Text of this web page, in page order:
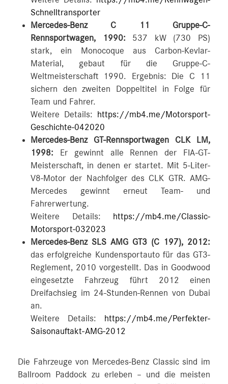
Schnelltransporter
Mercedes-Benz C 11 Gruppe-C-
Rennsportwagen, 1990: 537 kW (730 PS)
stark, ein Monocoque aus Carbon-Kevlar-
Material, gebaut für die Gruppe-C-
Weltmeisterschaft 1990. Ergebnis: Die C 11
sichern den zweiten Doppeltitel in Folge für
Team und Fahrer.
Weitere Details:
https://mb4.me/Motorsport-
Geschichte-042020
Mercedes-Benz GT-Rennsportwagen CLK LM,
1998: Er gewinnt alle Rennen der FIA-GT-
Meisterschaft, in denen er startet. Mit 5-Liter-
V8-Motor der Nachfolger des CLK GTR. AMG-
Mercedes gewinnt erneut Team- und
Fahrerwertung.
Weitere Details:
https://mb4.me/Classic-
Motorsport-032023
Mercedes-Benz SLS AMG GT3 (C 197), 2012:
das erfolgreiche Kundensportauto für das GT3-
Reglement, 2010 vorgestellt. Das in Goodwood
eingesetzte Fahrzeug führt 2012 einen
Dreifachsieg im 24-Stunden-Rennen von Dubai
an.
Weitere Details:
https://mb4.me/Perfekter-
Saisonauftakt-AMG-2012
Die Fahrzeuge von Mercedes-Benz Classic sind im
Ballroom Paddock zu erleben – und die meisten